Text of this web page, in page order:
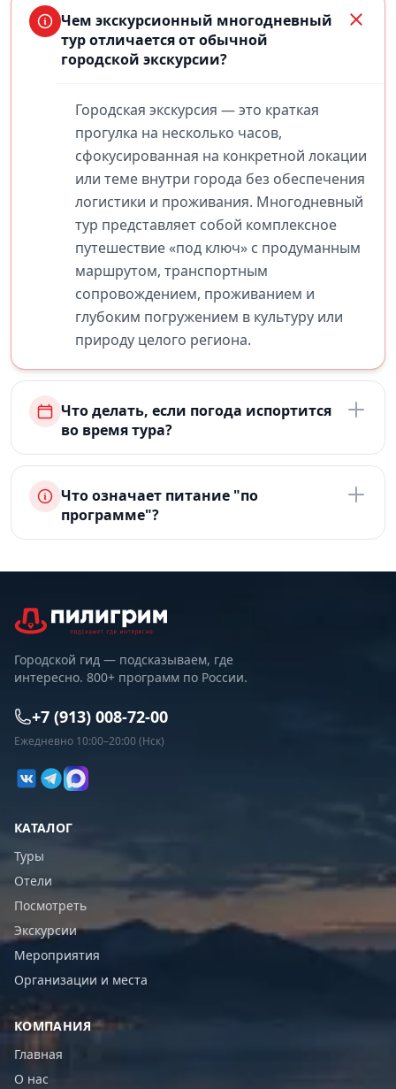
Чем экскурсионный многодневный
тур отличается от обычной
городской экскурсии?
Городская экскурсия — это краткая
прогулка на несколько часов,
сфокусированная на конкретной локации
или теме внутри города без обеспечения
логистики и проживания. Многодневный
тур представляет собой комплексное
путешествие «под ключ» с продуманным
маршрутом, транспортным
сопровождением, проживанием и
глубоким погружением в культуру или
природу целого региона.
Что делать, если погода испортится
во время тура?
Что означает питание "по
программе"?
Городской гид — подсказываем, где
интересно. 800+ программ по России.
+7 (913) 008-72-00
Ежедневно 10:00–20:00 (Нск)
КАТАЛОГ
Туры
Отели
Посмотреть
Экскурсии
Мероприятия
Организации и места
КОМПАНИЯ
Главная
О нас